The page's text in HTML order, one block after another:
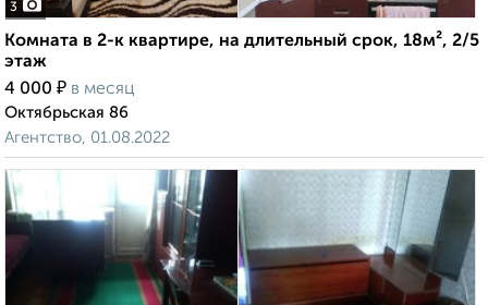
3
Комната в 2-к квартире, на длительный срок, 18м², 2/5
этаж
4 000 ₽ в месяц
Октябрьская 86
Агентство, 01.08.2022